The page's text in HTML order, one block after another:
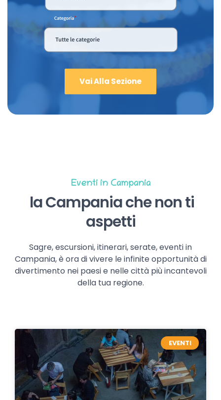
Vai Alla Sezione
Eventi in Campania
la Campania che non ti
aspetti
Sagre, escursioni, itinerari, serate, eventi in
Campania, è ora di vivere le infinite opportunità di
divertimento nei paesi e nelle città più incantevoli
della tua regione.
EVENTI